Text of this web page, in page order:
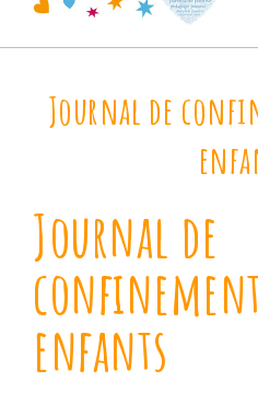
Journal de
Journal de
enfants